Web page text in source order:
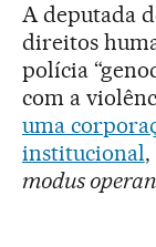
A deputada
direitos
polícia
com a
uma
institucional
modus